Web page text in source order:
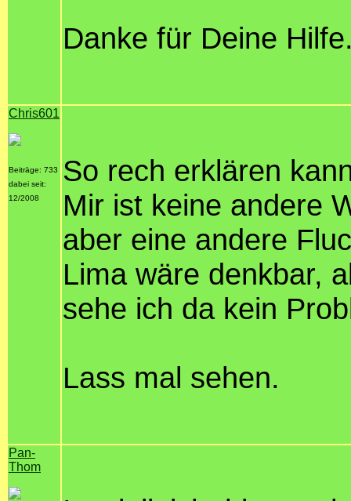
Danke für Deine
Chris601
Beiträge: 733
dabei seit:
12/2008
So rech erklären
Mir ist keine andere
aber eine andere
Lima wäre denkbar,
sehe ich da kein
Lass mal sehen.
Pan-
Thom